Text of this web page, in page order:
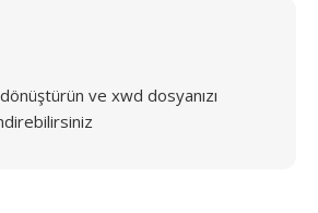
ve xwd dosyanızı